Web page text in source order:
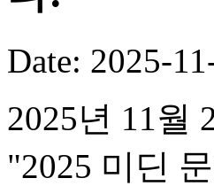
Date: 2025-
2025년 11월
"2025 미딘